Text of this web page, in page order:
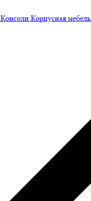
Консоли Корпусная мебель